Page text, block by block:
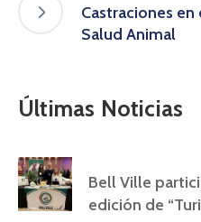
Castraciones
Salud Animal
Últimas Noticias
Bell Ville
edición de